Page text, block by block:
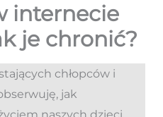
internecie
je chronić?
chłopców i
jak